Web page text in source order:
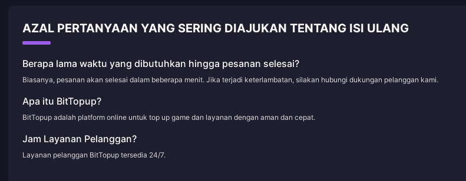
AZAL PERTANYAAN YANG SERING DIAJUKAN TENTANG ISI ULANG
Berapa lama waktu yang dibutuhkan hingga pesanan selesai?
Biasanya, pesanan akan selesai dalam beberapa menit. Jika terjadi keterlambatan, silakan hubungi dukungan pelanggan kami.
Apa itu BitTopup?
BitTopup adalah platform online untuk top up game dan layanan dengan aman dan cepat.
Jam Layanan Pelanggan?
Layanan pelanggan BitTopup tersedia 24/7.